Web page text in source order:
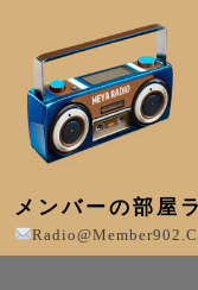
メンバーの部屋